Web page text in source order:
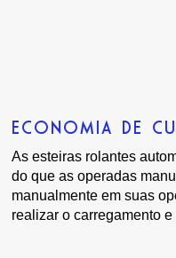
ECONOMIA DE
As esteiras rolantes
do que as operadas
manualmente em suas
realizar o carregamento